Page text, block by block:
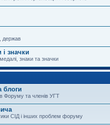
держав
і значки
знаки та значки
блоги
Форуму та членів УГТ
СІД і інших проблем форуму